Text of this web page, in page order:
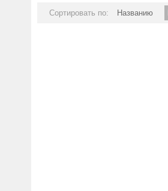
Сортировать по: Названию